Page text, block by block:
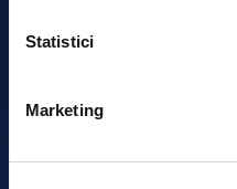
Statistici
Marketing